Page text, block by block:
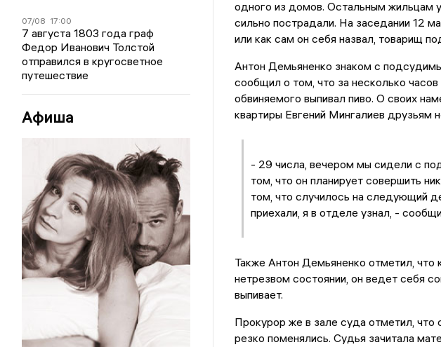
07/08 17:00
7 августа 1803 года граф
Федор Иванович Толстой
отправился в кругосветное
путешествие
Афиша
одного из домов. Остальным жильцам
сильно пострадали. На заседании 12
или как сам он себя назвал, товарищ
Антон Демьяненко знаком с
сообщил о том, что за несколько
обвиняемого выпивал пиво. О своих
квартиры Евгений Мингалиев друзьям
- 29 числа, вечером мы сидели с
том, что он планирует совершить
том, что случилось на следующий
приехали, я в отделе узнал, -
Также Антон Демьяненко отметил, что
нетрезвом состоянии, он ведет себя
выпивает.
Прокурор же в зале суда отметил, что
резко поменялись. Судья зачитала